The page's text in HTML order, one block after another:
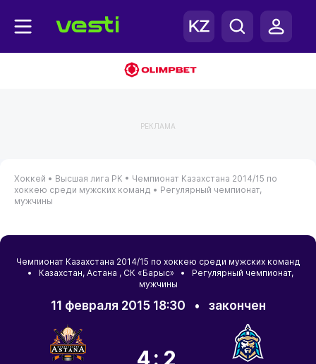
РЕКЛАМА
Хоккей • Высшая лига РК • Чемпионат Казахстана 2014/15 по
хоккею среди мужских команд • Регулярный чемпионат,
мужчины
Чемпионат Казахстана 2014/15 по хоккею среди мужских команд
• Казахстан, Астана , СК «Барыс» • Регулярный чемпионат,
мужчины
11 февраля 2015 18:30 • закончен
4:2